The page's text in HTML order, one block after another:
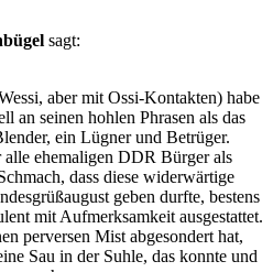
sagt:
aber mit Ossi-Kontakten) habe
an seinen hohlen Phrasen als das
ein Lügner und Betrüger.
ehemaligen DDR Bürger als
dass diese widerwärtige
geben durfte, bestens
mit Aufmerksamkeit ausgestattet.
perversen Mist abgesondert hat,
Sau in der Suhle, das konnte und